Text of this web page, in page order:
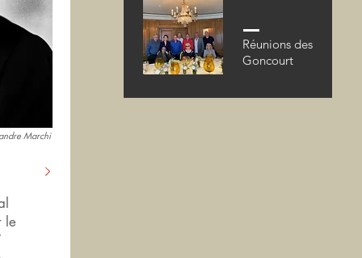
Marchi
le
Réunions des
Goncourt